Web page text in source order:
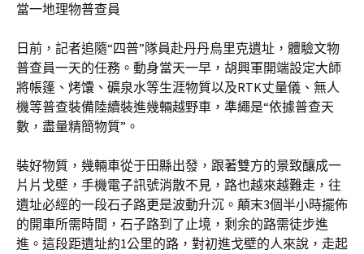
當一地理物普查員
日前，記者追隨“四普”隊員赴丹丹烏里克遺址，體驗文物
普查員一天的任務。動身當天一早，胡興軍開端設定大師
將帳篷、烤馕、礦泉水等生涯物質以及RTK丈量儀、無人
機等普查裝備陸續裝進幾輛越野車，準繩是“依據普查天
數，盡量精簡物質”。
裝好物質，幾輛車從于田縣出發，跟著雙方的景致釀成一
片片戈壁，手機電子訊號消散不見，路也越來越難走，往
遺址必經的一段石子路更是波動升沉。顛末3個半小時擺佈
的開車所需時間，石子路到了止境，剩余的路需徒步進
進。這段距遺址約1公里的路，對初進戈壁的人來說，走起